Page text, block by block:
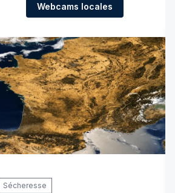
Webcams locales
Sécheresse